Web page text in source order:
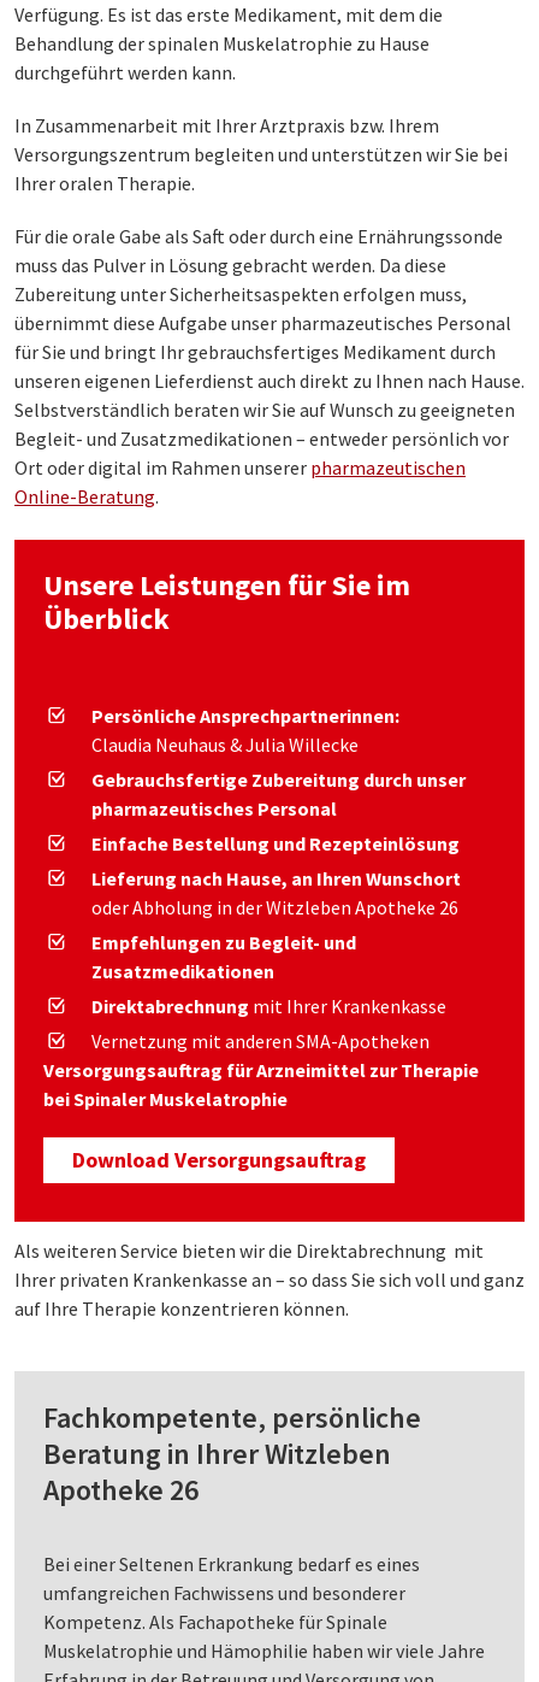
Verfügung. Es ist das erste Medikament, mit dem die
Behandlung der spinalen Muskelatrophie zu Hause
durchgeführt werden kann.
In Zusammenarbeit mit Ihrer Arztpraxis bzw. Ihrem
Versorgungszentrum begleiten und unterstützen wir Sie bei
Ihrer oralen Therapie.
Für die orale Gabe als Saft oder durch eine Ernährungssonde
muss das Pulver in Lösung gebracht werden. Da diese
Zubereitung unter Sicherheitsaspekten erfolgen muss,
übernimmt diese Aufgabe unser pharmazeutisches Personal
für Sie und bringt Ihr gebrauchsfertiges Medikament durch
unseren eigenen Lieferdienst auch direkt zu Ihnen nach Hause.
Selbstverständlich beraten wir Sie auf Wunsch zu geeigneten
Begleit- und Zusatzmedikationen – entweder persönlich vor
Ort oder digital im Rahmen unserer pharmazeutischen
Online-Beratung.
Unsere Leistungen für Sie im
Überblick
Persönliche Ansprechpartnerinnen:
Claudia Neuhaus & Julia Willecke
Gebrauchsfertige Zubereitung durch unser
pharmazeutisches Personal
Einfache Bestellung und Rezepteinlösung
Lieferung nach Hause, an Ihren Wunschort
oder Abholung in der Witzleben Apotheke 26
Empfehlungen zu Begleit- und
Zusatzmedikationen
Direktabrechnung mit Ihrer Krankenkasse
Vernetzung mit anderen SMA-Apotheken
Versorgungsauftrag für Arzneimittel zur Therapie
bei Spinaler Muskelatrophie
Download Versorgungsauftrag
Als weiteren Service bieten wir die Direktabrechnung mit
Ihrer privaten Krankenkasse an – so dass Sie sich voll und ganz
auf Ihre Therapie konzentrieren können.
Fachkompetente, persönliche
Beratung in Ihrer Witzleben
Apotheke 26
Bei einer Seltenen Erkrankung bedarf es eines
umfangreichen Fachwissens und besonderer
Kompetenz. Als Fachapotheke für Spinale
Muskelatrophie und Hämophilie haben wir viele Jahre